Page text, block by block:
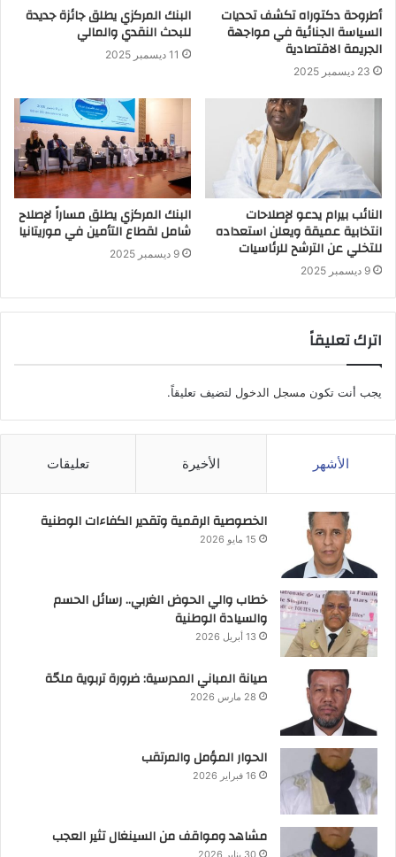
أطروحة دكتوراه تكشف تحديات
السياسة الجنائية في مواجهة
الجريمة الاقتصادية
23 ديسمبر 2025
البنك المركزي يطلق جائزة جديدة
للبحث النقدي والمالي
11 ديسمبر 2025
النائب بيرام يدعو لإصلاحات
انتخابية عميقة ويعلن استعداده
للتخلي عن الترشح للرئاسيات
9 ديسمبر 2025
البنك المركزي يطلق مساراً لإصلاح
شامل لقطاع التأمين في موريتانيا
9 ديسمبر 2025
اترك تعليقاً
يجب أنت تكون مسجل الدخول لتضيف تعليقاً.
الأشهر الأخيرة تعليقات
الخصوصية الرقمية وتقدير الكفاءات الوطنية
15 مايو 2026
خطاب والي الحوض الغربي.. رسائل الحسم
والسيادة الوطنية
13 أبريل 2026
صيانة المباني المدرسية: ضرورة تربوية ملحّة
28 مارس 2026
الحوار المؤمل والمرتقب
16 فبراير 2026
مشاهد ومواقف من السينغال تثير العجب
30 يناير 2026